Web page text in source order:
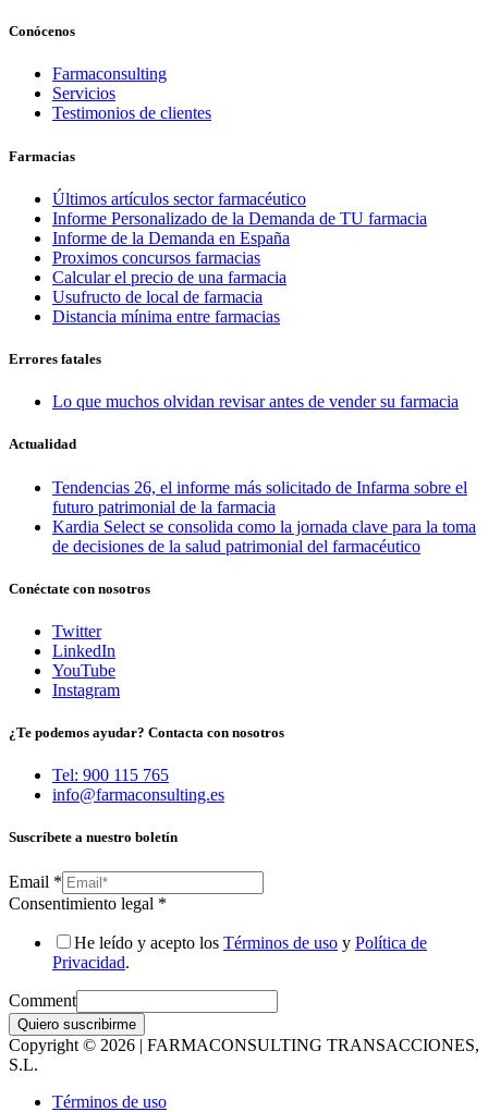
Conócenos
Farmaconsulting
Servicios
Testimonios de clientes
Farmacias
Últimos artículos sector farmacéutico
Informe Personalizado de la Demanda de TU farmacia
Informe de la Demanda en España
Proximos concursos farmacias
Calcular el precio de una farmacia
Usufructo de local de farmacia
Distancia mínima entre farmacias
Errores fatales
Lo que muchos olvidan revisar antes de vender su farmacia
Actualidad
Tendencias 26, el informe más solicitado de Infarma sobre el
futuro patrimonial de la farmacia
Kardia Select se consolida como la jornada clave para la toma
de decisiones de la salud patrimonial del farmacéutico
Conéctate con nosotros
Twitter
LinkedIn
YouTube
Instagram
¿Te podemos ayudar? Contacta con nosotros
Tel: 900 115 765
info@farmaconsulting.es
Suscríbete a nuestro boletín
Email *
Consentimiento legal *
He leído y acepto los Términos de uso y Política de
Privacidad.
Comment
Quiero suscribirme
Copyright © 2026 | FARMACONSULTING TRANSACCIONES,
S.L.
Términos de uso